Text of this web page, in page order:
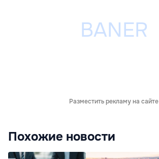
Разместить рекламу на сайте
Похожие новости